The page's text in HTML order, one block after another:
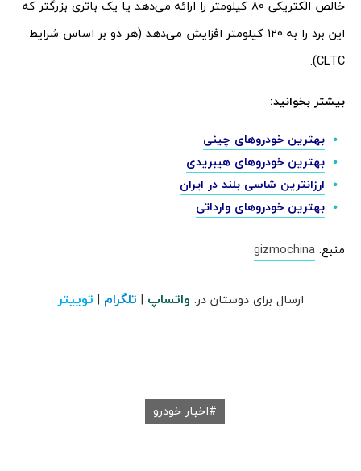
خالص الکتریکی 80 کیلومتر را ارائه می‌دهد یا یک باتری بزرگتر که
این برد را به 120 کیلومتر افزایش می‌دهد (هر دو بر اساس شرایط
CLTC).
بیشتر بخوانید:
بهترین خودروهای چینی
بهترین خودروهای هیبریدی
ارزانترین شاسی بلند در ایران
بهترین خودروهای وارداتی
منبع: gizmochina
ارسال برای دوستان در: واتساپ | تلگرام | توییتر
اخبار خودرو